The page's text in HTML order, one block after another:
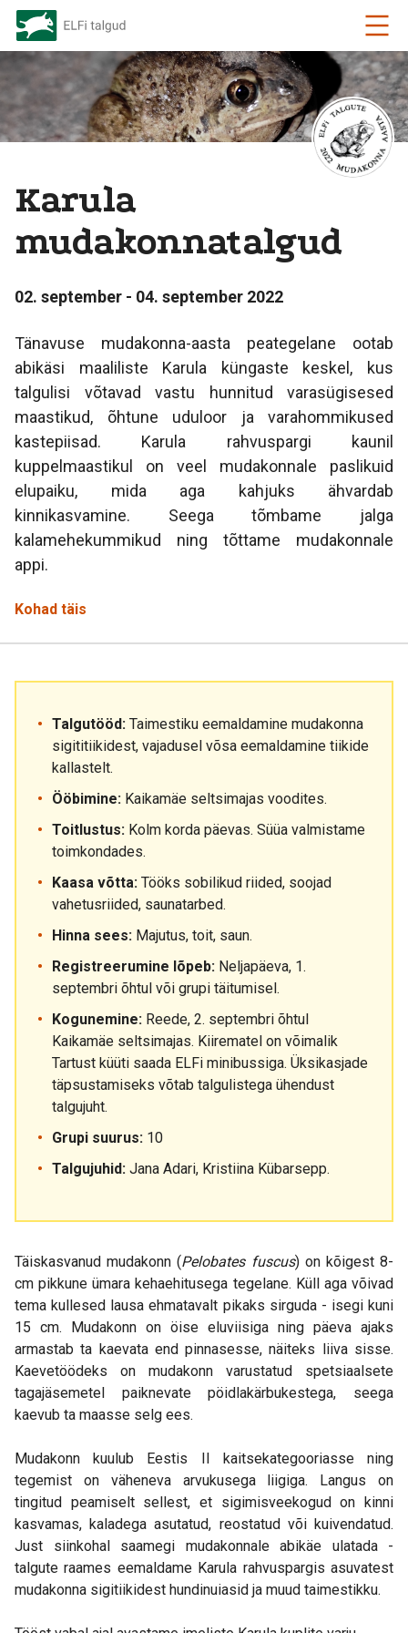
Karula
mudakonnatalgud
02. september - 04. september 2022
Tänavuse mudakonna-aasta peategelane ootab
abikäsi maaliliste Karula küngaste keskel, kus
talgulisi võtavad vastu hunnitud varasügisesed
maastikud, õhtune uduloor ja varahommikused
kastepiisad. Karula rahvuspargi kaunil
kuppelmaastikul on veel mudakonnale paslikuid
elupaiku, mida aga kahjuks ähvardab
kinnikasvamine. Seega tõmbame jalga
kalamehekummikud ning tõttame mudakonnale
appi.
Kohad täis
Talgutööd: Taimestiku eemaldamine mudakonna
sigititiikidest, vajadusel võsa eemaldamine tiikide
kallastelt.
Ööbimine: Kaikamäe seltsimajas voodites.
Toitlustus: Kolm korda päevas. Süüa valmistame
toimkondades.
Kaasa võtta: Tööks sobilikud riided, soojad
vahetusriided, saunatarbed.
Hinna sees: Majutus, toit, saun.
Registreerumine lõpeb: Neljapäeva, 1.
septembri õhtul või grupi täitumisel.
Kogunemine: Reede, 2. septembri õhtul
Kaikamäe seltsimajas. Kiirematel on võimalik
Tartust küüti saada ELFi minibussiga. Üksikasjade
täpsustamiseks võtab talgulistega ühendust
talgujuht.
Grupi suurus: 10
Talgujuhid: Jana Adari, Kristiina Kübarsepp.
Täiskasvanud mudakonn (Pelobates fuscus) on kõigest 8-
cm pikkune ümara kehaehitusega tegelane. Küll aga võivad
tema kullesed lausa ehmatavalt pikaks sirguda - isegi kuni
15 cm. Mudakonn on öise eluviisiga ning päeva ajaks
armastab ta kaevata end pinnasesse, näiteks liiva sisse.
Kaevetöödeks on mudakonn varustatud spetsiaalsete
tagajäsemetel paiknevate pöidlakärbukestega, seega
kaevub ta maasse selg ees.
Mudakonn kuulub Eestis II kaitsekategooriasse ning
tegemist on väheneva arvukusega liigiga. Langus on
tingitud peamiselt sellest, et sigimisveekogud on kinni
kasvamas, kaladega asutatud, reostatud või kuivendatud.
Just siinkohal saamegi mudakonnale abikäe ulatada -
talgute raames eemaldame Karula rahvuspargis asuvatest
mudakonna sigitiikidest hundinuiasid ja muud taimestikku.